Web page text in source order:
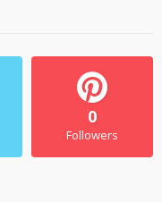
0
Followers